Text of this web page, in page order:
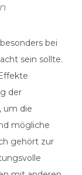
bei
sein sollte.
der
um die
mögliche
gehört zur